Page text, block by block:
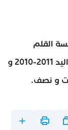
القلم
التربوية على الرتبة الأولى وطنيا في فئة مواليد 2011-2010 و